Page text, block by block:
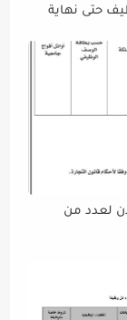
حتى نهاية
التقديم.
لعدد من